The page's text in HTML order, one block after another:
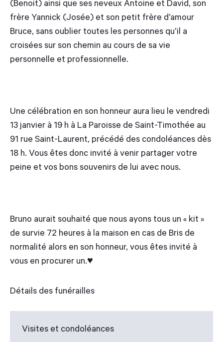
(Benoit) ainsi que ses neveux Antoine et David, son
frère Yannick (Josée) et son petit frère d’amour
Bruce, sans oublier toutes les personnes qu’il a
croisées sur son chemin au cours de sa vie
personnelle et professionnelle.
Une célébration en son honneur aura lieu le vendredi
13 janvier à 19 h à La Paroisse de Saint-Timothée au
91 rue Saint-Laurent, précédé des condoléances dès
18 h. Vous êtes donc invité à venir partager votre
peine et vos bons souvenirs de lui avec nous.
Bruno aurait souhaité que nous ayons tous un « kit »
de survie 72 heures à la maison en cas de Bris de
normalité alors en son honneur, vous êtes invité à
vous en procurer un.♥️
Détails des funérailles
Visites et condoléances